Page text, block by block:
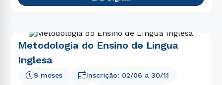
Metodologia do Ensino de Língua
Inglesa
9 meses
Inscrição: 02/06 a 30/11